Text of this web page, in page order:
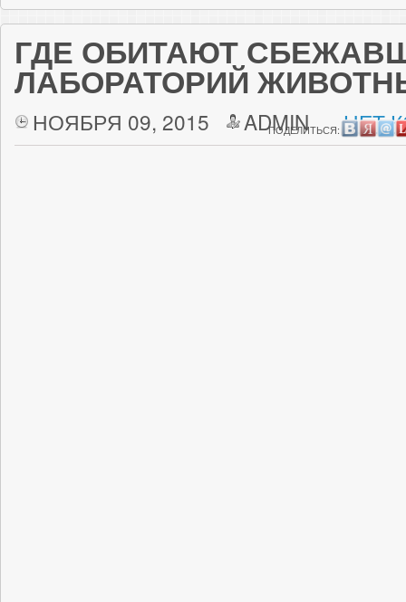
ГДЕ ОБИТАЮТ
ЛАБОРАТОРИЙ
НОЯБРЯ 09, 2015 ADMIN НЕТ
ПОДЕЛИТЬСЯ: